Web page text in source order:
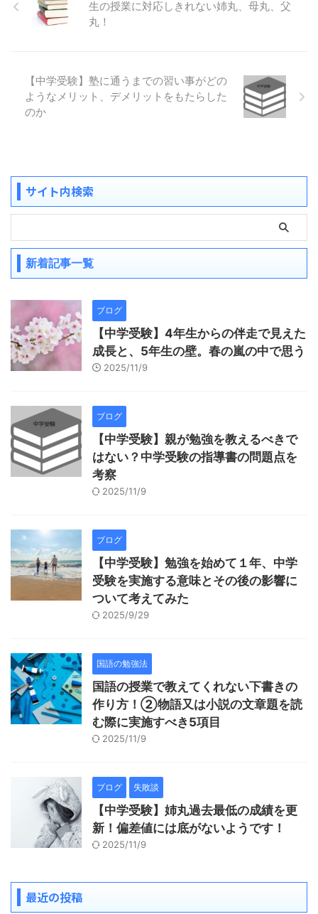
生の授業に対応しきれない姉丸、母丸、父
丸！
【中学受験】塾に通うまでの習い事がどの
ようなメリット、デメリットをもたらした
のか
サイト内検索
新着記事一覧
ブログ
【中学受験】4年生からの伴走で見えた
成長と、5年生の壁。春の嵐の中で思う
2025/11/9
ブログ
【中学受験】親が勉強を教えるべきで
はない？中学受験の指導書の問題点を
考察
2025/11/9
ブログ
【中学受験】勉強を始めて１年、中学
受験を実施する意味とその後の影響に
ついて考えてみた
2025/9/29
国語の勉強法
国語の授業で教えてくれない下書きの
作り方！②物語又は小説の文章題を読
む際に実施すべき5項目
2025/11/9
ブログ 失敗談
【中学受験】姉丸過去最低の成績を更
新！偏差値には底がないようです！
2025/11/9
最近の投稿